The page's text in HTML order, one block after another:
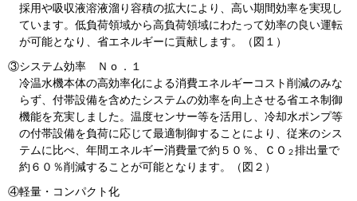
採用や吸収液溶液溜り容積の拡大により、高い期間効率を実現し
ています。低負荷領域から高負荷領域にわたって効率の良い運転
が可能となり、省エネルギーに貢献します。（図１）
③システム効率 Ｎｏ．１
冷温水機本体の高効率化による消費エネルギーコスト削減のみな
らず、付帯設備を含めたシステムの効率を向上させる省エネ制御
機能を充実しました。温度センサー等を活用し、冷却水ポンプ等
の付帯設備を負荷に応じて最適制御することにより、従来のシス
テムに比べ、年間エネルギー消費量で約５０％、ＣＯ ２排出量で
約６０％削減することが可能となります。（図２）
④軽量・コンパクト化